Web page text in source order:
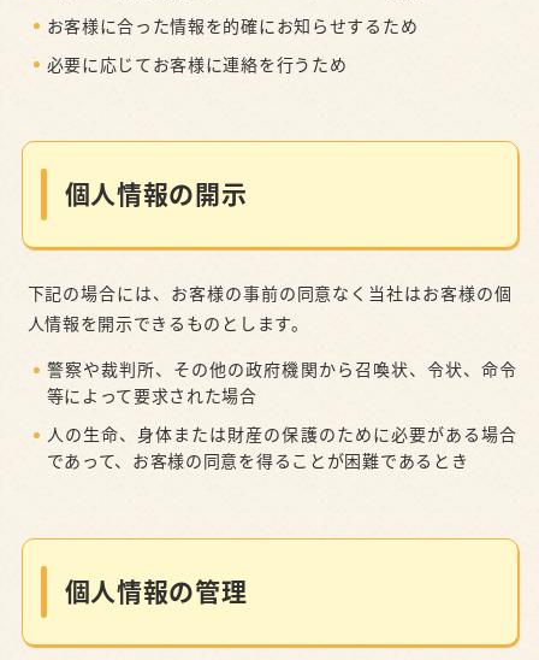
お客様に合った情報を的確にお知らせするため
必要に応じてお客様に連絡を行うため
個人情報の開示
下記の場合には、お客様の事前の同意なく当社はお客様の個
人情報を開示できるものとします。
警察や裁判所、その他の政府機関から召喚状、令状、命令
等によって要求された場合
人の生命、身体または財産の保護のために必要がある場合
であって、お客様の同意を得ることが困難であるとき
個人情報の管理